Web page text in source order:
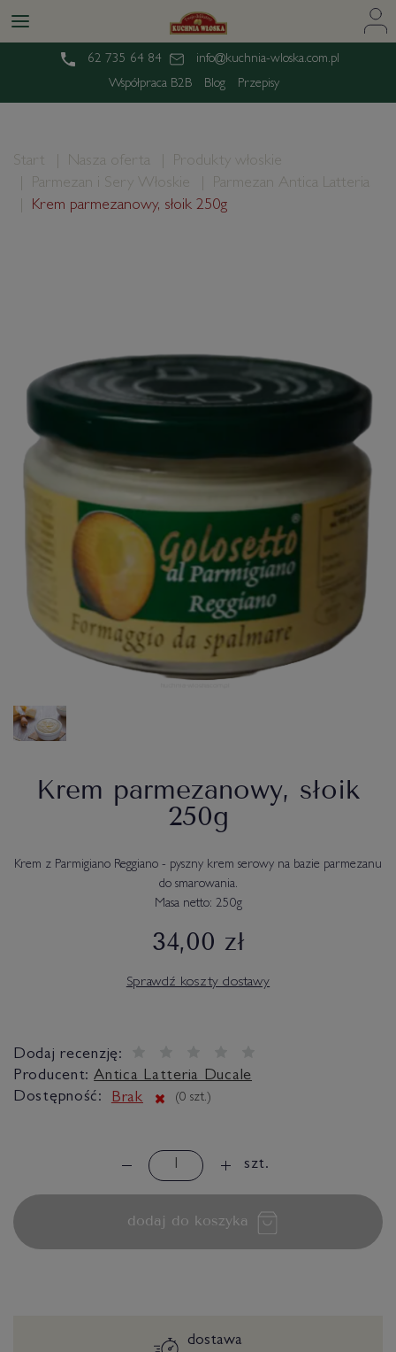
62 735 64 84
info@kuchnia-wloska.com.pl
Współpraca B2B
Blog Przepisy
Start Nasza oferta
Produkty włoskie
Parmezan i Sery Włoskie
Parmezan Antica Latteria
Krem parmezanowy, słoik 250g
Krem parmezanowy, słoik
250g
Krem z Parmigiano Reggiano - pyszny krem serowy na bazie parmezanu
do smarowania.
Masa netto: 250g
34,00 zł
Sprawdź koszty dostawy
Dodaj recenzję:
Producent: Antica Latteria Ducale
Dostępność:
Brak (0 szt.)
szt.
dodaj do koszyka
dostawa